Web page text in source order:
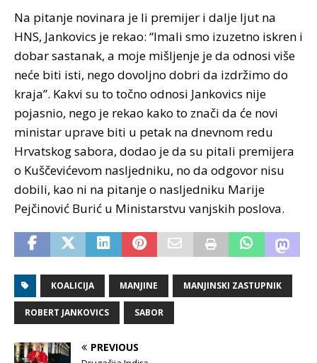
Na pitanje novinara je li premijer i dalje ljut na
HNS, Jankovics je rekao: “Imali smo izuzetno iskren i
dobar sastanak, a moje mišljenje je da odnosi više
neće biti isti, nego dovoljno dobri da izdržimo do
kraja”. Kakvi su to točno odnosi Jankovics nije
pojasnio, nego je rekao kako to znači da će novi
ministar uprave biti u petak na dnevnom redu
Hrvatskog sabora, dodao je da su pitali premijera
o Kuščevićevom nasljedniku, no da odgovor nisu
dobili, kao ni na pitanje o nasljedniku Marije
Pejčinović Burić u Ministarstvu vanjskih poslova.
KOALICIJA MANJINE MANJINSKI ZASTUPNIK
ROBERT JANKOVICS SABOR
PREVIOUS